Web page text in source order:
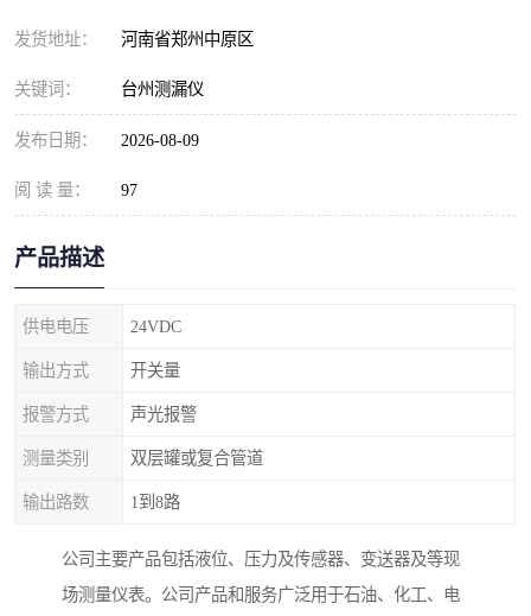
发货地址： 河南省郑州中原区
关键词： 台州测漏仪
发布日期： 2026-08-09
阅 读 量： 97
产品描述
供电电压 24VDC
输出方式 开关量
报警方式 声光报警
测量类别 双层罐或复合管道
输出路数 1到8路
公司主要产品包括液位、压力及传感器、变送器及等现
场测量仪表。公司产品和服务广泛用于石油、化工、电